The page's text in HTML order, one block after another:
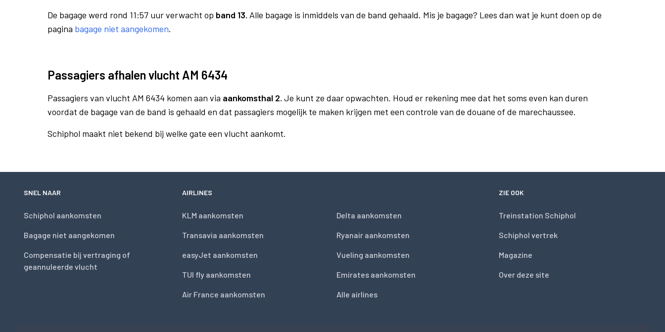
De bagage werd rond 11:57 uur verwacht op band 13. Alle bagage is inmiddels van de band gehaald. Mis je bagage? Lees dan wat je kunt doen op de
pagina bagage niet aangekomen.
Passagiers afhalen vlucht AM 6434
Passagiers van vlucht AM 6434 komen aan via aankomsthal 2. Je kunt ze daar opwachten. Houd er rekening mee dat het soms even kan duren
voordat de bagage van de band is gehaald en dat passagiers mogelijk te maken krijgen met een controle van de douane of de marechaussee.
Schiphol maakt niet bekend bij welke gate een vlucht aankomt.
SNEL NAAR
Schiphol aankomsten
Bagage niet aangekomen
Compensatie bij vertraging of
geannuleerde vlucht
AIRLINES
KLM aankomsten
Transavia aankomsten
easyJet aankomsten
TUI fly aankomsten
Air France aankomsten
Delta aankomsten
Ryanair aankomsten
Vueling aankomsten
Emirates aankomsten
Alle airlines
ZIE OOK
Treinstation Schiphol
Schiphol vertrek
Magazine
Over deze site